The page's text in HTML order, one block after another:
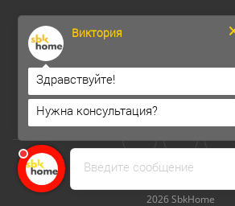
8 (800) 500-52-16
ОГРНИП
2026 SbkHome
Введите сообщение
Виктория
Здравствуйте!
Нужна консультация?